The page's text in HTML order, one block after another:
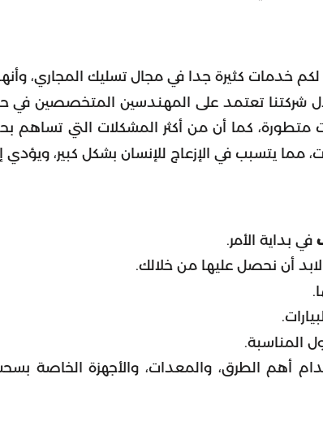
خدمات كثيرة جدا في مجال تسليك المجاري، وأنها
شركتنا تعتمد على المهندسين المتخصصين في
متطورة، كما أن من أكثر المشكلات التي تساهم
يتسبب في الإزعاج للإنسان بشكل كبير، ويؤدي
في بداية الأمر.
أن نحصل عليها من خلالك.
المناسبة.
الطرق، والمعدات، والأجهزة الخاصة